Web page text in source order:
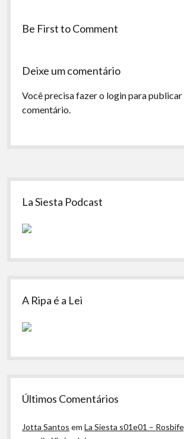
Be First to Comment
Deixe um comentário
Você precisa fazer o loginpara publicar
comentário.
Sidebar
La Siesta Podcast
A Ripa é a Lei
Últimos Comentários
Jotta Santos emLa Siesta s01e01 –